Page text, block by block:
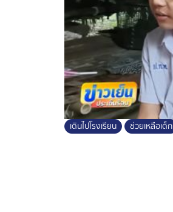
เดินไปโรงเรียน ช่วยเหลือเด็ก